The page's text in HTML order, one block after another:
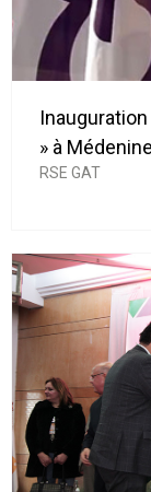
Inauguration
» à Médenine
RSE GAT